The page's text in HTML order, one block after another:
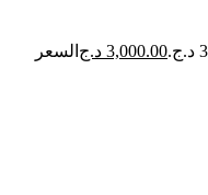
3,000.00 د.ج السعر